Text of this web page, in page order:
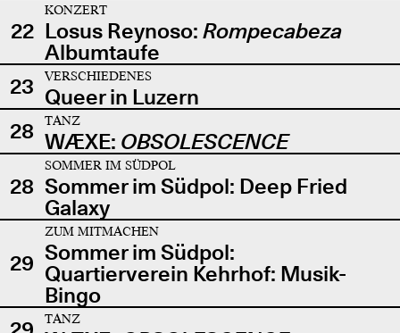
22
KONZERT
Losus Reynoso: Rompecabeza
Albumtaufe
23
VERSCHIEDENES
Queer in Luzern
28
TANZ
WÆXE: OBSOLESCENCE
28
SOMMER IM SÜDPOL
Sommer im Südpol: Deep Fried
Galaxy
29
ZUM MITMACHEN
Sommer im Südpol:
Quartierverein Kehrhof: Musik-
Bingo
TANZ